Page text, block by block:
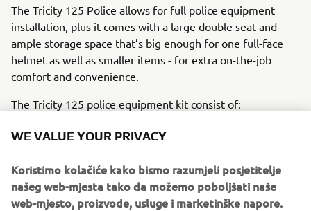
The Tricity 125 Police allows for full police equipment
installation, plus it comes with a large double seat and
ample storage space that’s big enough for one full-face
helmet as well as smaller items - for extra on-the-job
comfort and convenience.
The Tricity 125 police equipment kit consist of:
Rear carrier with 39L Top Case including brackets
LED light signaling, with a rotating or flash option
A pair of front blue lights
A pair of 5-tone sirens
WE VALUE YOUR PRIVACY
Koristimo kolačiće kako bismo razumjeli posjetitelje
našeg web-mjesta tako da možemo poboljšati naše
web-mjesto, proizvode, usluge i marketinške napore.